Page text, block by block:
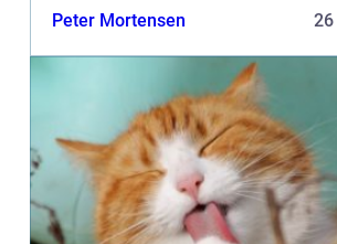
med dem på en professionel eller
Peter Mortensen